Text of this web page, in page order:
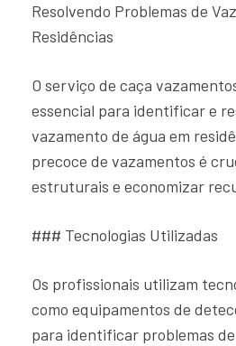
Resolvendo Problemas de
Residências
O serviço de caça
essencial para identificar e
vazamento de água em
precoce de vazamentos é
estruturais e economizar
### Tecnologias Utilizadas
Os profissionais utilizam
como equipamentos de
para identificar problemas